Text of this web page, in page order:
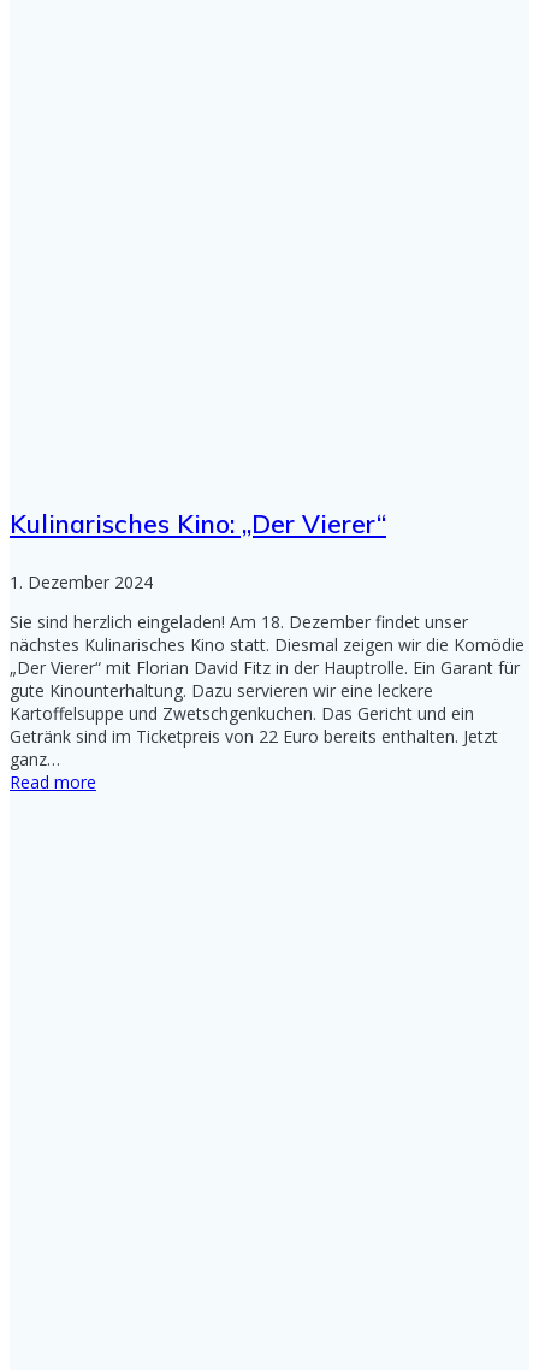
Kulinarisches Kino: „Der Vierer“
1. Dezember 2024
Sie sind herzlich eingeladen! Am 18. Dezember findet unser
nächstes Kulinarisches Kino statt. Diesmal zeigen wir die Komödie
„Der Vierer“ mit Florian David Fitz in der Hauptrolle. Ein Garant für
gute Kinounterhaltung. Dazu servieren wir eine leckere
Kartoffelsuppe und Zwetschgenkuchen. Das Gericht und ein
Getränk sind im Ticketpreis von 22 Euro bereits enthalten. Jetzt
ganz…
Read more